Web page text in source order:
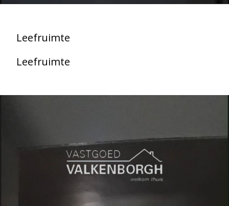
Leefruimte
Leefruimte